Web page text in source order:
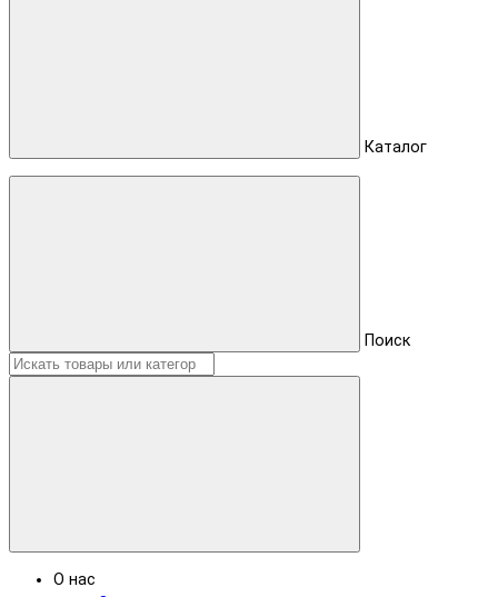
Каталог
Поиск
О нас